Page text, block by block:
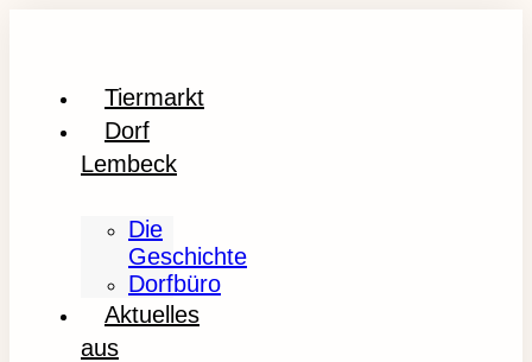
Tiermarkt
Dorf
Lembeck
Die
Geschichte
Dorfbüro
Aktuelles
aus